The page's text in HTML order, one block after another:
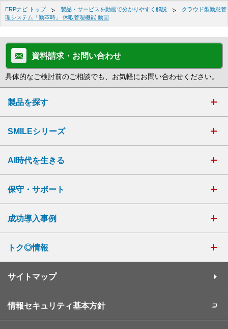
ERPナビ トップ 製品・サービスを動画で分かりやすく解説
クラウド型勤怠管
理システム「勤革時」 休暇管理機能 動画
資料請求・お問い合わせ
具体的なご検討前のご相談でも、お気軽にお問い合わせください。
製品を探す
SMILEシリーズ
AI時代を生きる
保守・サポート
成功導入事例
トク◎情報
サイトマップ
情報セキュリティ基本方針